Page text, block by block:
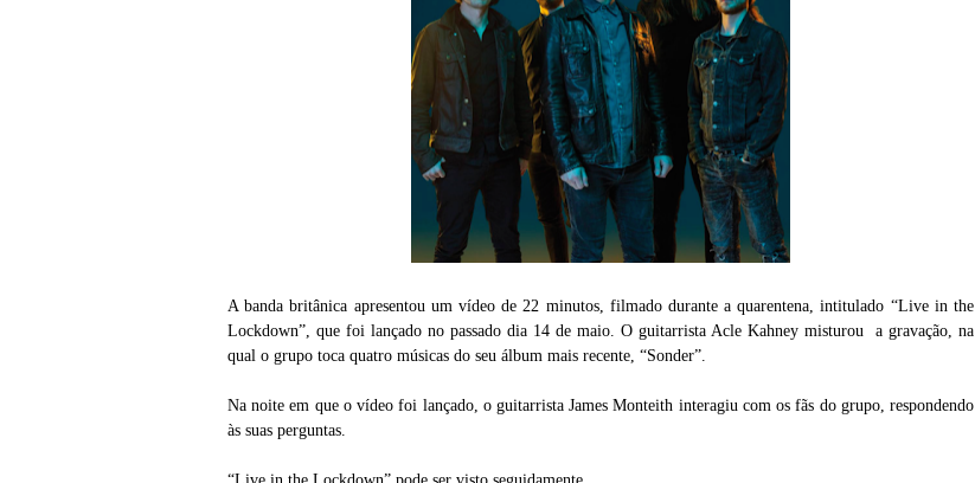
A banda britânica apresentou um vídeo de 22 minutos, filmado durante a quarentena, intitulado “Live in the
Lockdown”, que foi lançado no passado dia 14 de maio. O guitarrista Acle Kahney misturou a gravação, na
qual o grupo toca quatro músicas do seu álbum mais recente, “Sonder”.
Na noite em que o vídeo foi lançado, o guitarrista James Monteith interagiu com os fãs do grupo, respondendo
às suas perguntas.